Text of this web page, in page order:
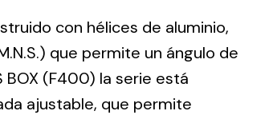
con hélices de aluminio,
que permite un ángulo de
BOX (F400) la serie está
ajustable, que permite